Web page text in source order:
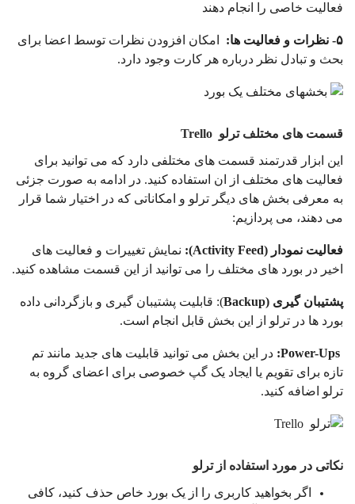
فعالیت خاصی را انجام دهند
۵- نظرات و فعالیت ها : امکان افزودن نظرات توسط اعضا برای
بحث و تبادل نظر درباره هر کارت وجود دارد.
قسمت های مختلف ترلو Trello
این ابزار قدرتمند قسمت های مختلفی دارد که می توانید برای
فعالیت های مختلف از ان استفاده کنید. در ادامه به صورت جزئی
به معرفی بخش های دیگر ترلو و امکاناتی که در اختیار شما قرار
می دهند، می پردازیم:
فعالیت نمودار (Activity Feed):
نمایش تغییرات و فعالیت های
اخیر در بورد های مختلف را می توانید از این قسمت مشاهده کنید.
پشتیبان گیری (Backup
): قابلیت پشتیبان گیرى و بازگردانى داده
بورد ها در ترلو از این بخش قابل انجام است.
Power-Ups
: در این بخش می توانید قابلیت های جدید مانند تم
تازه برای تقویم یا ایجاد یک گپ خصوصی برای اعضای گروه به
ترلو اضافه کنید.
نکاتی در مورد استفاده از ترلو
اگر بخواهید کاربری را از یک بورد خاص حذف کنید، کافی